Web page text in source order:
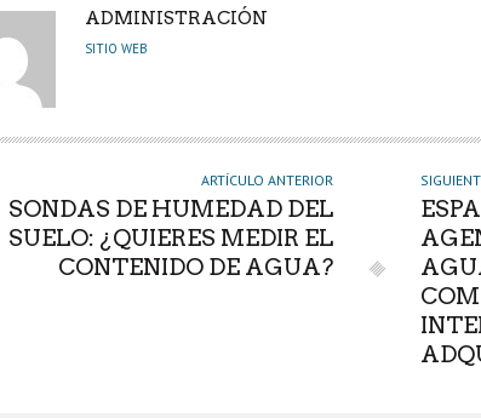
A
U
R
ADMINISTRACIÓN
SITIO WEB
ARTÍCULO ANTERIOR
SONDAS DE HUMEDAD DEL
SUELO: ¿QUIERES MEDIR EL
CONTENIDO DE AGUA?